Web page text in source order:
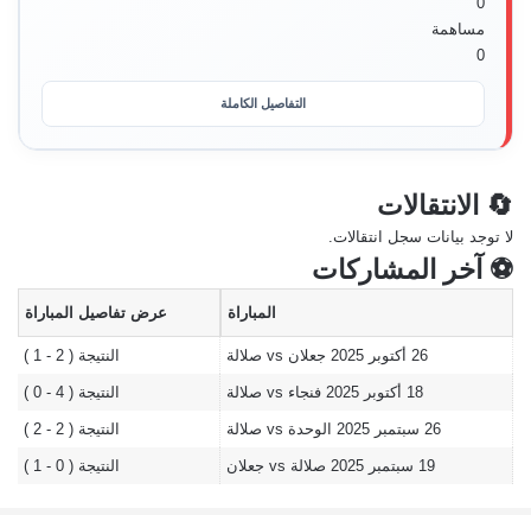
مساهمة
0
التفاصيل الكاملة
🔄 الانتقالات
لا توجد بيانات سجل انتقالات.
⚽ آخر المشاركات
المباراة عرض تفاصيل المباراة
26 أكتوبر 2025 جعلان vs صلالة النتيجة ( 2 - 1 )
18 أكتوبر 2025 فنجاء vs صلالة النتيجة ( 4 - 0 )
26 سبتمبر 2025 الوحدة vs صلالة النتيجة ( 2 - 2 )
19 سبتمبر 2025 صلالة vs جعلان النتيجة ( 0 - 1 )